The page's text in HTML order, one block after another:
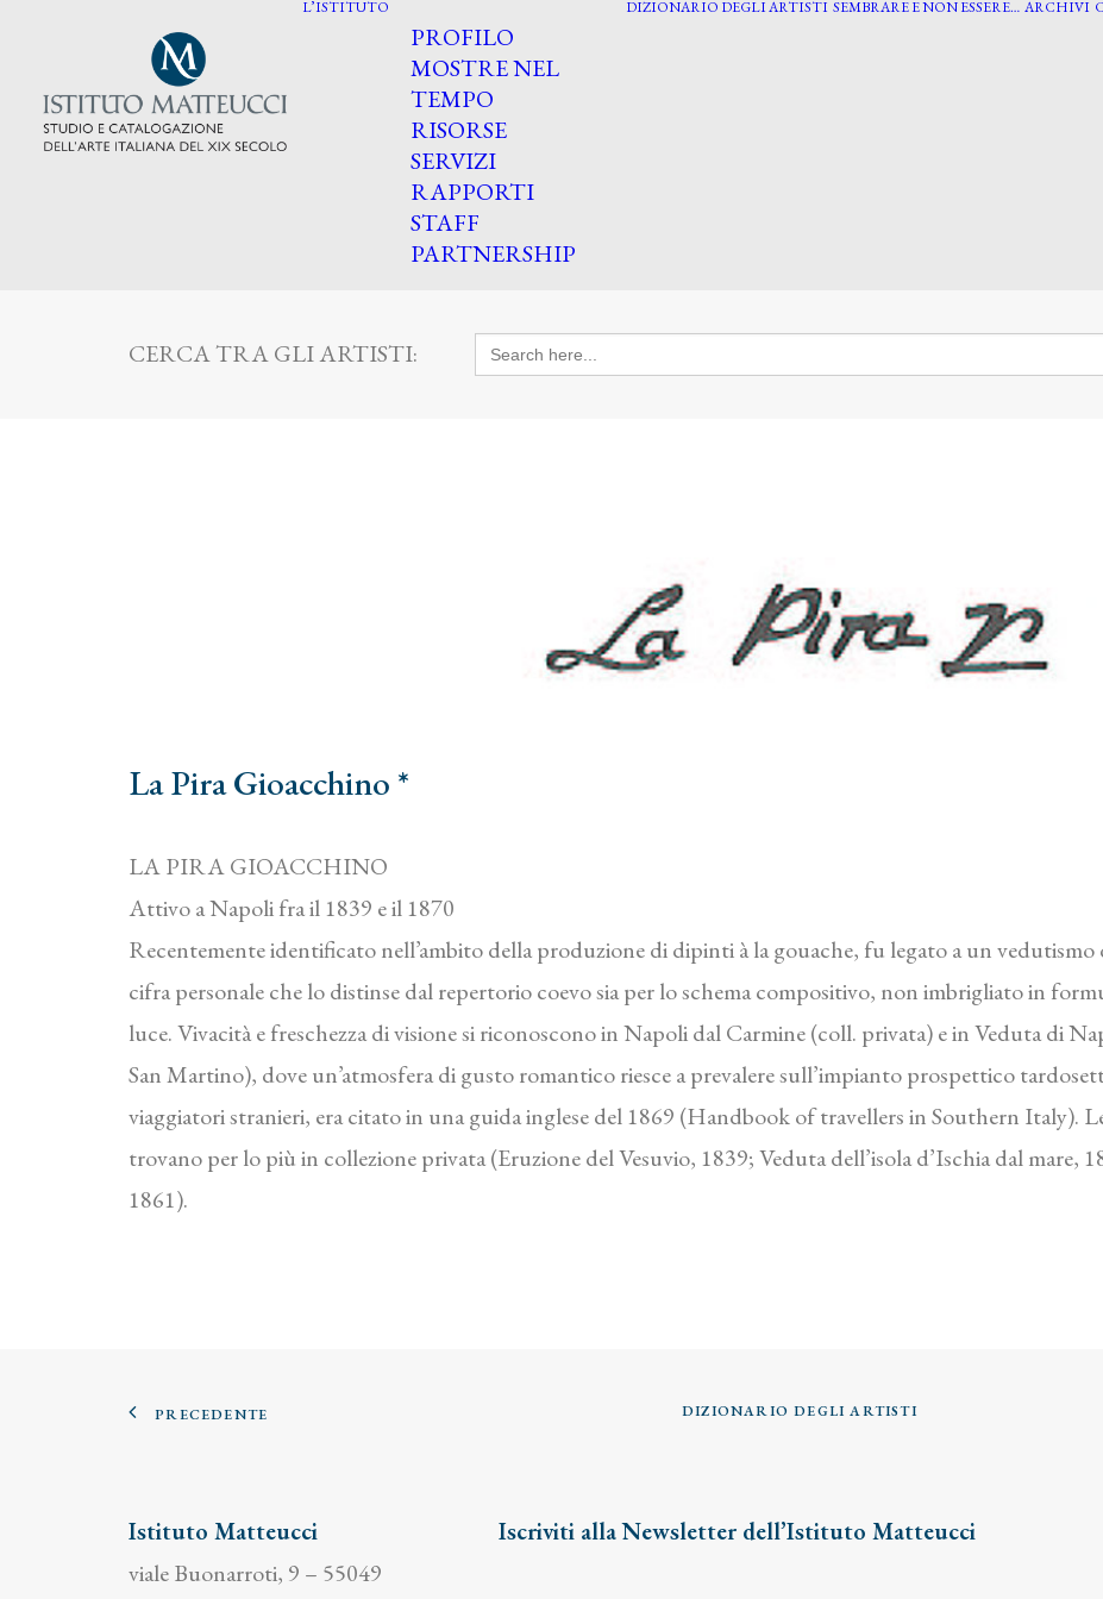
L’ISTITUTO
PROFILO
MOSTRE NEL
TEMPO
RISORSE
SERVIZI
RAPPORTI
STAFF
PARTNERSHIP
DIZIONARIO DEGLI ARTISTI SEMBRARE E NON ESSERE… ARCHIVI
CERCA TRA GLI ARTISTI: Search
for:
La Pira Gioacchino *
LA PIRA GIOACCHINO
Attivo a Napoli fra il 1839 e il 1870
Recentemente identificato nell’ambito della produzione di dipinti à la gouache, fu legato a un
cifra personale che lo distinse dal repertorio coevo sia per lo schema compositivo, non imbrigliato in
luce. Vivacità e freschezza di visione si riconoscono in Napoli dal Carmine (coll. privata) e in Veduta di
San Martino), dove un’atmosfera di gusto romantico riesce a prevalere sull’impianto prospettico
viaggiatori stranieri, era citato in una guida inglese del 1869 (Handbook of travellers in Southern Italy).
trovano per lo più in collezione privata (Eruzione del Vesuvio, 1839; Veduta dell’isola d’Ischia dal mare,
1861).
PRECEDENTE DIZIONARIO DEGLI ARTISTI
Istituto Matteucci
viale Buonarroti, 9 – 55049
Iscriviti alla Newsletter dell’Istituto Matteucci